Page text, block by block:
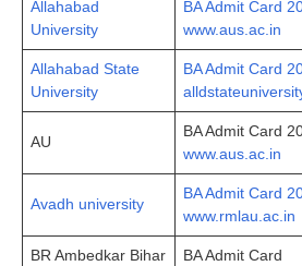
Allahabad
University
BA Admit Card
www.aus.ac.in
Allahabad State
University
BA Admit Card
AU
BA Admit Card
www.aus.ac.in
Avadh university
BA Admit Card
www.rmlau.ac.in
BR Ambedkar Bihar
BA Admit Card